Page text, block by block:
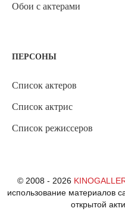
Обои с актерами
ПЕРСОНЫ
Список актеров
Список актрис
Список режиссеров
© 2008 - 2026
использование материалов
открытой